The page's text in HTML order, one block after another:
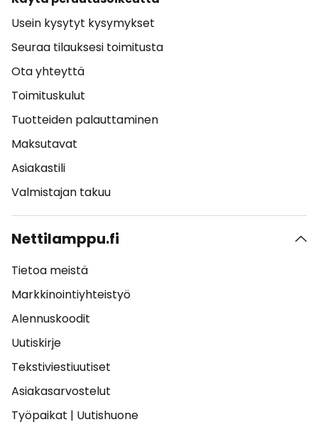
Usein kysytyt kysymykset
Seuraa tilauksesi toimitusta
Ota yhteyttä
Toimituskulut
Tuotteiden palauttaminen
Maksutavat
Asiakastili
Valmistajan takuu
Nettilamppu.fi
Tietoa meistä
Markkinointiyhteistyö
Alennuskoodit
Uutiskirje
Tekstiviestiuutiset
Asiakasarvostelut
Työpaikat | Uutishuone